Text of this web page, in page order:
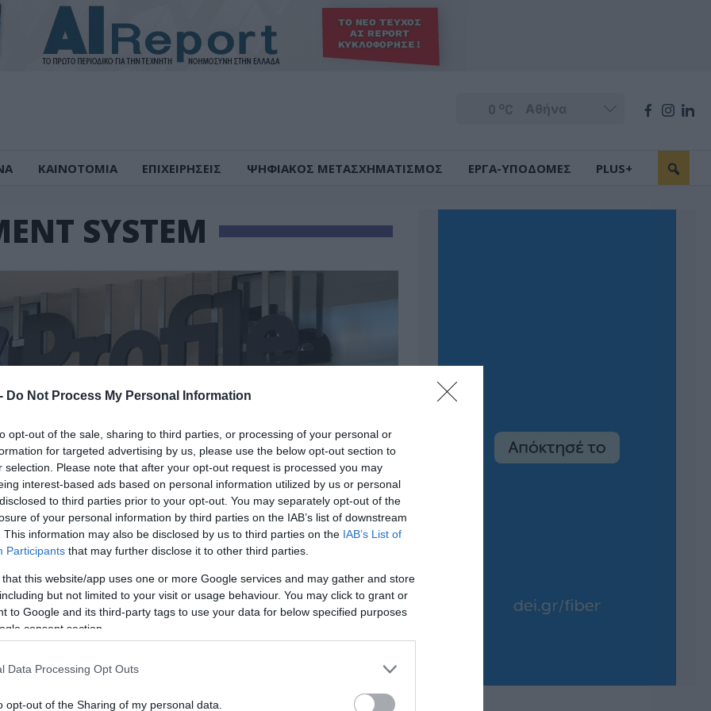
Do Not Process My Personal Information
opt-out of the sale, sharing to third parties, or processing of your personal or
for targeted advertising by us, please use the below opt-out section to
selection. Please note that after your opt-out request is processed you may
interest-based ads based on personal information utilized by us or personal
to third parties prior to your opt-out. You may separately opt-out of the
of your personal information by third parties on the IAB’s list of downstream
This information may also be disclosed by us to third parties on the IAB’s List of
Participants that may further disclose it to other third parties.
that this website/app uses one or more Google services and may gather and store
but not limited to your visit or usage behaviour. You may click to grant or
to Google and its third-party tags to use your data for below specified purposes
consent section.
Data Processing Opt Outs
opt-out of the Sharing of my personal data.
0 oC
ΚΑΙΝΟΤΟΜΙΑ ΕΠΙΧΕΙΡΗΣΕΙΣ ΨΗΦΙΑΚΟΣ ΜΕΤΑΣΧΗΜΑΤΙΣΜΟΣ ΕΡΓΑ-ΥΠΟΔΟΜΕΣ PLUS+
SYSTEM